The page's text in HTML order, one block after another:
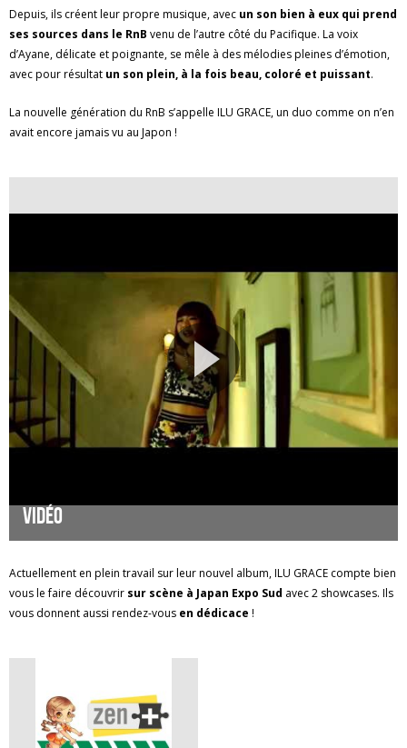
Depuis, ils créent leur propre musique, avec un son bien à eux qui prend
ses sources dans le RnB venu de l’autre côté du Pacifique. La voix
d’Ayane, délicate et poignante, se mêle à des mélodies pleines d’émotion,
avec pour résultat un son plein, à la fois beau, coloré et puissant.
La nouvelle génération du RnB s’appelle ILU GRACE, un duo comme on n’en
avait encore jamais vu au Japon !
Vidéo
Actuellement en plein travail sur leur nouvel album, ILU GRACE compte bien
vous le faire découvrir sur scène à Japan Expo Sud avec 2 showcases. Ils
vous donnent aussi rendez-vous en dédicace !